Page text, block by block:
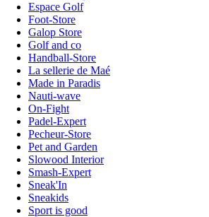
Espace Golf
Foot-Store
Galop Store
Golf and co
Handball-Store
La sellerie de Maé
Made in Paradis
Nauti-wave
On-Fight
Padel-Expert
Pecheur-Store
Pet and Garden
Slowood Interior
Smash-Expert
Sneak'In
Sneakids
Sport is good